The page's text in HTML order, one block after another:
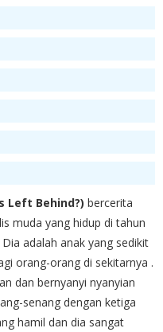
Left Behind?) bercerita
muda yang hidup di tahun
adalah anak yang sedikit
orang-orang di sekitarnya .
dan bernyanyi nyanyian
senang dengan ketiga
hamil dan dia sangat